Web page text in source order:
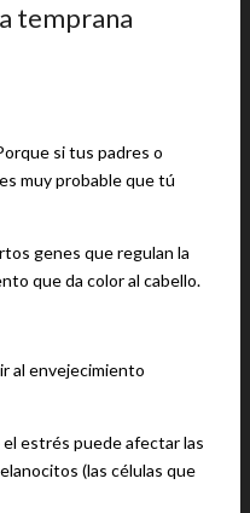
temprana
si tus padres o
muy probable que tú
genes que regulan la
que da color al cabello.
al envejecimiento
estrés puede afectar las
(las células que